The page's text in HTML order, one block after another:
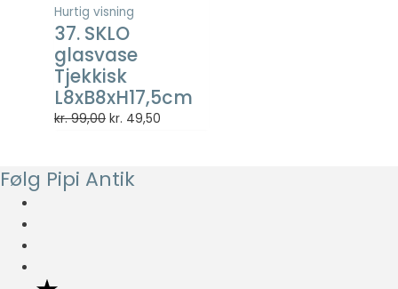
kr. 349,00.
Hurtig visning
37. SKLO
glasvase
Tjekkisk
L8xB8xH17,5cm
kr.99,00 Den
var:
kr. 49,50
Følg Pipi Antik
Oplevelse
For at vores
hjemmeside
skal fungere
så godt som
muligt under
nægter disse
cookies,
hjemmesiden.